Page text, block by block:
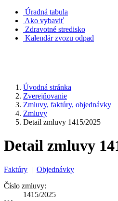
Úradná tabula
Ako vybaviť
Zdravotné stredisko
Kalendár zvozu odpad
Úvodná stránka
Zverejňovanie
Zmluvy, faktúry, objednávky
Zmluvy
Detail zmluvy 1415/2025
Detail zmluvy
Faktúry | Objednávky
Číslo zmluvy:
1415/2025